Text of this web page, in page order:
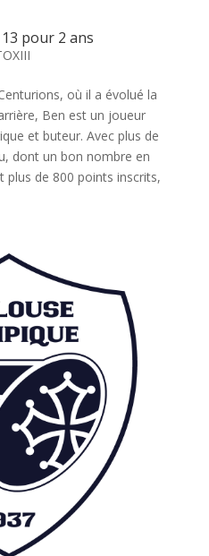
13 pour 2 ans
où il a évolué la
Ben est un joueur
et buteur. Avec plus de
dont un bon nombre en
plus de 800 points inscrits,